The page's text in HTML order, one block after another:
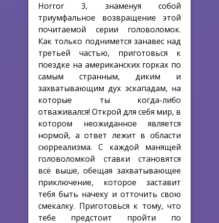
Horror 3, знаменуя собой
триумфальное возвращение этой
почитаемой серии головоломок.
Как только поднимется занавес над
третьей частью, приготовься к
поездке на американских горках по
самым странным, диким и
захватывающим дух эскападам, на
которые ты когда-либо
отваживался! Открой для себя мир, в
котором неожиданное является
нормой, а ответ лежит в области
сюрреализма. С каждой манящей
головоломкой ставки становятся
всё выше, обещая захватывающее
приключение, которое заставит
тебя быть начеку и отточить свою
смекалку. Приготовься к тому, что
тебе предстоит пройти по